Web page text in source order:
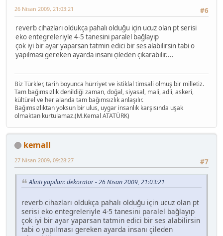
#6
26 Nisan 2009, 21:03:21
reverb cihazları oldukça pahalı olduğu için ucuz olan pt serisi
eko entegreleriyle 4-5 tanesini paralel bağlayıp
çok iyi bir ayar yaparsan tatmin edici bir ses alabilirsin tabi o
yapılması gereken ayarda insanı çileden çıkarabilir....
Biz Türkler, tarih boyunca hürriyet ve istiklal timsali olmuş bir milletiz.
Tam bağımsızlık denildiği zaman, doğal, siyasal, mali, adli, askeri,
kültürel ve her alanda tam bağımsızlık anlaşılır.
Bağımsızlıktan yoksun bir ulus, uygar insanlık karşısında uşak
olmaktan kurtulamaz.(M.Kemal ATATÜRK)
kemall
#7
27 Nisan 2009, 09:28:27
Alıntı yapılan: dekoratör - 26 Nisan 2009, 21:03:21
reverb cihazları oldukça pahalı olduğu için ucuz olan pt
serisi eko entegreleriyle 4-5 tanesini paralel bağlayıp
çok iyi bir ayar yaparsan tatmin edici bir ses alabilirsin
tabi o yapılması gereken ayarda insanı çileden